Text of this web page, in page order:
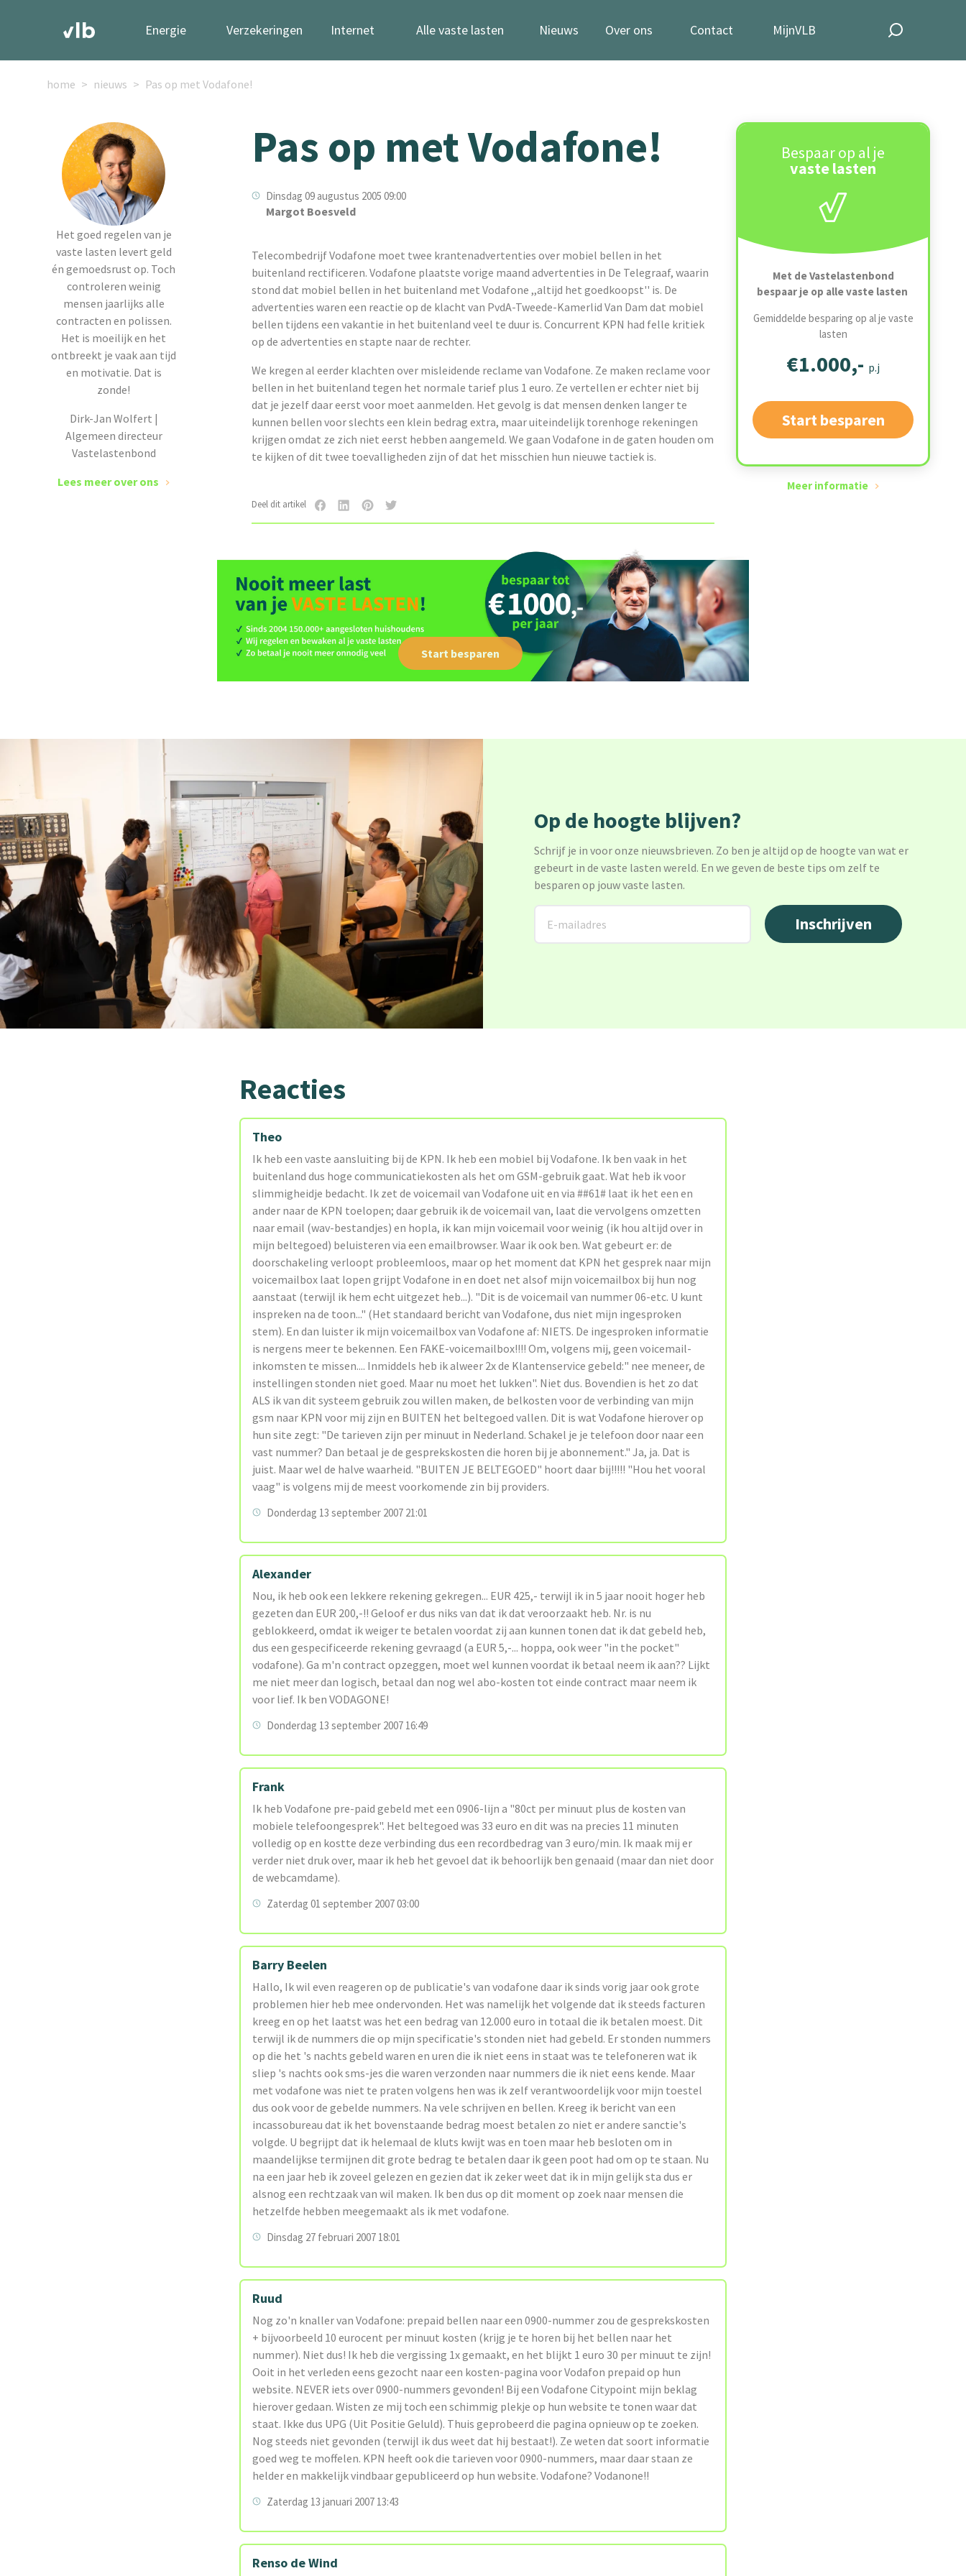
Energie Verzekeringen Internet Alle vaste lasten Nieuws Over ons Contact MijnVLB
home nieuws Pas op met Vodafone!
Het goed regelen van je
vaste lasten levert geld
én gemoedsrust op. Toch
controleren weinig
mensen jaarlijks alle
contracten en polissen.
Het is moeilijk en het
ontbreekt je vaak aan tijd
en motivatie. Dat is
zonde!
Dirk-Jan Wolfert |
Algemeen directeur
Vastelastenbond
Lees meer over ons
Bespaar op al je
vaste lasten
Met de Vastelastenbond
bespaar je op alle vaste lasten
Gemiddelde besparing op al je vaste
lasten
€1.000,- p.j
Start besparen
Meer informatie
Pas op met Vodafone!
Dinsdag 09 augustus 2005 09:00
Margot Boesveld
Telecombedrijf Vodafone moet twee krantenadvertenties over mobiel bellen in het
buitenland rectificeren. Vodafone plaatste vorige maand advertenties in De Telegraaf, waarin
stond dat mobiel bellen in het buitenland met Vodafone ,,altijd het goedkoopst'' is. De
advertenties waren een reactie op de klacht van PvdA-Tweede-Kamerlid Van Dam dat mobiel
bellen tijdens een vakantie in het buitenland veel te duur is. Concurrent KPN had felle kritiek
op de advertenties en stapte naar de rechter.
We kregen al eerder klachten over misleidende reclame van Vodafone. Ze maken reclame voor
bellen in het buitenland tegen het normale tarief plus 1 euro. Ze vertellen er echter niet bij
dat je jezelf daar eerst voor moet aanmelden. Het gevolg is dat mensen denken langer te
kunnen bellen voor slechts een klein bedrag extra, maar uiteindelijk torenhoge rekeningen
krijgen omdat ze zich niet eerst hebben aangemeld. We gaan Vodafone in de gaten houden om
te kijken of dit twee toevalligheden zijn of dat het misschien hun nieuwe tactiek is.
Deel dit artikel
Start besparen
Op de hoogte blijven?
Schrijf je in voor onze nieuwsbrieven. Zo ben je altijd op de hoogte van wat er
gebeurt in de vaste lasten wereld. En we geven de beste tips om zelf te
besparen op jouw vaste lasten.
Reacties
Theo
Ik heb een vaste aansluiting bij de KPN. Ik heb een mobiel bij Vodafone. Ik ben vaak in het
buitenland dus hoge communicatiekosten als het om GSM-gebruik gaat. Wat heb ik voor
slimmigheidje bedacht. Ik zet de voicemail van Vodafone uit en via ##61# laat ik het een en
ander naar de KPN toelopen; daar gebruik ik de voicemail van, laat die vervolgens omzetten
naar email (wav-bestandjes) en hopla, ik kan mijn voicemail voor weinig (ik hou altijd over in
mijn beltegoed) beluisteren via een emailbrowser. Waar ik ook ben. Wat gebeurt er: de
doorschakeling verloopt probleemloos, maar op het moment dat KPN het gesprek naar mijn
voicemailbox laat lopen grijpt Vodafone in en doet net alsof mijn voicemailbox bij hun nog
aanstaat (terwijl ik hem echt uitgezet heb...). "Dit is de voicemail van nummer 06-etc. U kunt
inspreken na de toon..." (Het standaard bericht van Vodafone, dus niet mijn ingesproken
stem). En dan luister ik mijn voicemailbox van Vodafone af: NIETS. De ingesproken informatie
is nergens meer te bekennen. Een FAKE-voicemailbox!!!! Om, volgens mij, geen voicemail-
inkomsten te missen.... Inmiddels heb ik alweer 2x de Klantenservice gebeld:" nee meneer, de
instellingen stonden niet goed. Maar nu moet het lukken". Niet dus. Bovendien is het zo dat
ALS ik van dit systeem gebruik zou willen maken, de belkosten voor de verbinding van mijn
gsm naar KPN voor mij zijn en BUITEN het beltegoed vallen. Dit is wat Vodafone hierover op
hun site zegt: "De tarieven zijn per minuut in Nederland. Schakel je je telefoon door naar een
vast nummer? Dan betaal je de gesprekskosten die horen bij je abonnement." Ja, ja. Dat is
juist. Maar wel de halve waarheid. "BUITEN JE BELTEGOED" hoort daar bij!!!!! "Hou het vooral
vaag" is volgens mij de meest voorkomende zin bij providers.
Donderdag 13 september 2007 21:01
Alexander
Nou, ik heb ook een lekkere rekening gekregen... EUR 425,- terwijl ik in 5 jaar nooit hoger heb
gezeten dan EUR 200,-!! Geloof er dus niks van dat ik dat veroorzaakt heb. Nr. is nu
geblokkeerd, omdat ik weiger te betalen voordat zij aan kunnen tonen dat ik dat gebeld heb,
dus een gespecificeerde rekening gevraagd (a EUR 5,-... hoppa, ook weer "in the pocket"
vodafone). Ga m'n contract opzeggen, moet wel kunnen voordat ik betaal neem ik aan?? Lijkt
me niet meer dan logisch, betaal dan nog wel abo-kosten tot einde contract maar neem ik
voor lief. Ik ben VODAGONE!
Donderdag 13 september 2007 16:49
Frank
Ik heb Vodafone pre-paid gebeld met een 0906-lijn a "80ct per minuut plus de kosten van
mobiele telefoongesprek". Het beltegoed was 33 euro en dit was na precies 11 minuten
volledig op en kostte deze verbinding dus een recordbedrag van 3 euro/min. Ik maak mij er
verder niet druk over, maar ik heb het gevoel dat ik behoorlijk ben genaaid (maar dan niet door
de webcamdame).
Zaterdag 01 september 2007 03:00
Barry Beelen
Hallo, Ik wil even reageren op de publicatie's van vodafone daar ik sinds vorig jaar ook grote
problemen hier heb mee ondervonden. Het was namelijk het volgende dat ik steeds facturen
kreeg en op het laatst was het een bedrag van 12.000 euro in totaal die ik betalen moest. Dit
terwijl ik de nummers die op mijn specificatie's stonden niet had gebeld. Er stonden nummers
op die het 's nachts gebeld waren en uren die ik niet eens in staat was te telefoneren wat ik
sliep 's nachts ook sms-jes die waren verzonden naar nummers die ik niet eens kende. Maar
met vodafone was niet te praten volgens hen was ik zelf verantwoordelijk voor mijn toestel
dus ook voor de gebelde nummers. Na vele schrijven en bellen. Kreeg ik bericht van een
incassobureau dat ik het bovenstaande bedrag moest betalen zo niet er andere sanctie's
volgde. U begrijpt dat ik helemaal de kluts kwijt was en toen maar heb besloten om in
maandelijkse termijnen dit grote bedrag te betalen daar ik geen poot had om op te staan. Nu
na een jaar heb ik zoveel gelezen en gezien dat ik zeker weet dat ik in mijn gelijk sta dus er
alsnog een rechtzaak van wil maken. Ik ben dus op dit moment op zoek naar mensen die
hetzelfde hebben meegemaakt als ik met vodafone.
Dinsdag 27 februari 2007 18:01
Ruud
Nog zo'n knaller van Vodafone: prepaid bellen naar een 0900-nummer zou de gesprekskosten
+ bijvoorbeeld 10 eurocent per minuut kosten (krijg je te horen bij het bellen naar het
nummer). Niet dus! Ik heb die vergissing 1x gemaakt, en het blijkt 1 euro 30 per minuut te zijn!
Ooit in het verleden eens gezocht naar een kosten-pagina voor Vodafon prepaid op hun
website. NEVER iets over 0900-nummers gevonden! Bij een Vodafone Citypoint mijn beklag
hierover gedaan. Wisten ze mij toch een schimmig plekje op hun website te tonen waar dat
staat. Ikke dus UPG (Uit Positie Geluld). Thuis geprobeerd die pagina opnieuw op te zoeken.
Nog steeds niet gevonden (terwijl ik dus weet dat hij bestaat!). Ze weten dat soort informatie
goed weg te moffelen. KPN heeft ook die tarieven voor 0900-nummers, maar daar staan ze
helder en makkelijk vindbaar gepubliceerd op hun website. Vodafone? Vodanone!!
Zaterdag 13 januari 2007 13:43
Renso de Wind